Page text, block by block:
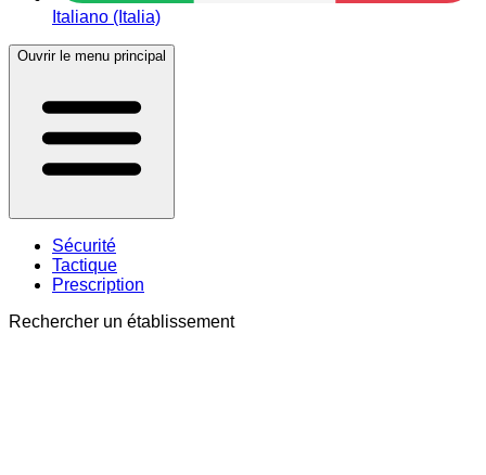
Italiano (Italia)
Ouvrir le menu principal
Sécurité
Tactique
Prescription
Rechercher un établissement